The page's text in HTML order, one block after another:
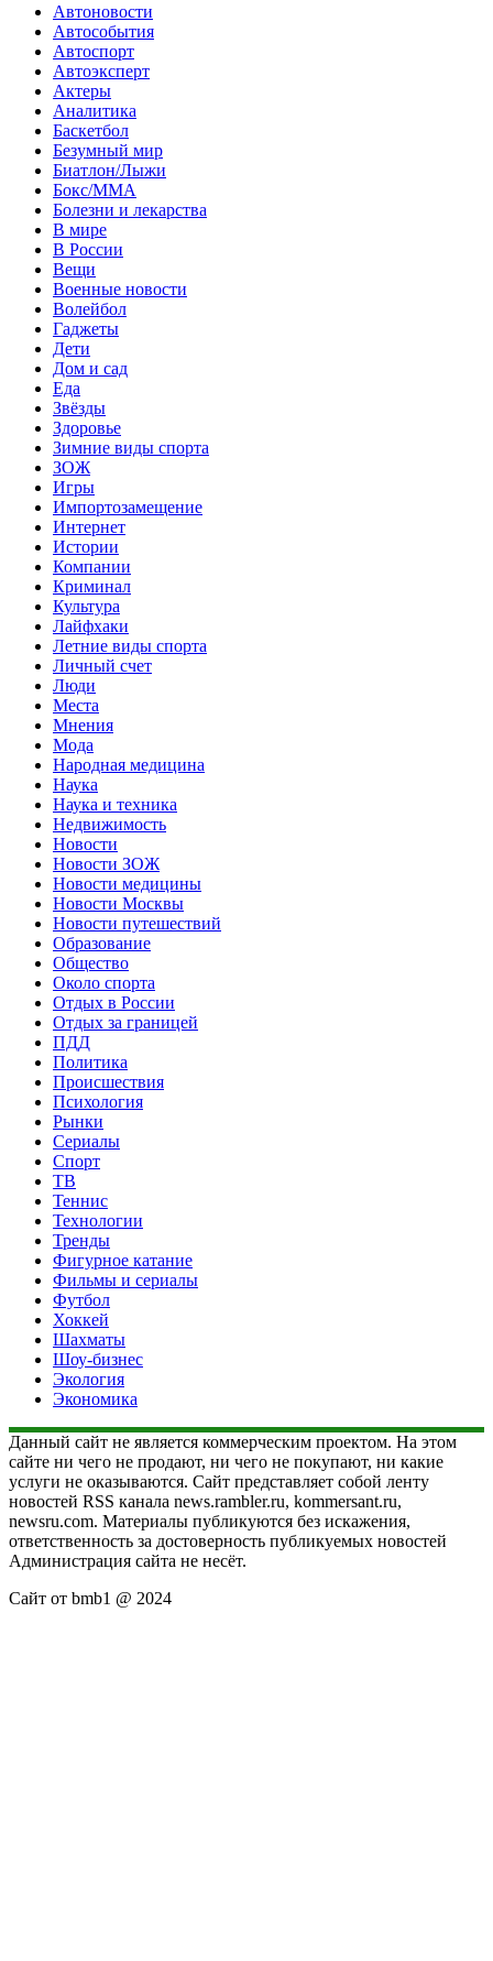
Автоновости
Автособытия
Автоспорт
Автоэксперт
Актеры
Аналитика
Баскетбол
Безумный мир
Биатлон/Лыжи
Бокс/MMA
Болезни и лекарства
В мире
В России
Вещи
Военные новости
Волейбол
Гаджеты
Дети
Дом и сад
Еда
Звёзды
Здоровье
Зимние виды спорта
ЗОЖ
Игры
Импортозамещение
Интернет
Истории
Компании
Криминал
Культура
Лайфхаки
Летние виды спорта
Личный счет
Люди
Места
Мнения
Мода
Народная медицина
Наука
Наука и техника
Недвижимость
Новости
Новости ЗОЖ
Новости медицины
Новости Москвы
Новости путешествий
Образование
Общество
Около спорта
Отдых в России
Отдых за границей
ПДД
Политика
Происшествия
Психология
Рынки
Сериалы
Спорт
ТВ
Теннис
Технологии
Тренды
Фигурное катание
Фильмы и сериалы
Футбол
Хоккей
Шахматы
Шоу-бизнес
Экология
Экономика
Данный сайт не является коммерческим проектом. На этом
сайте ни чего не продают, ни чего не покупают, ни какие
услуги не оказываются. Сайт представляет собой ленту
новостей RSS канала news.rambler.ru, kommersant.ru,
newsru.com. Материалы публикуются без искажения,
ответственность за достоверность публикуемых новостей
Администрация сайта не несёт.
Сайт от bmb1 @ 2024